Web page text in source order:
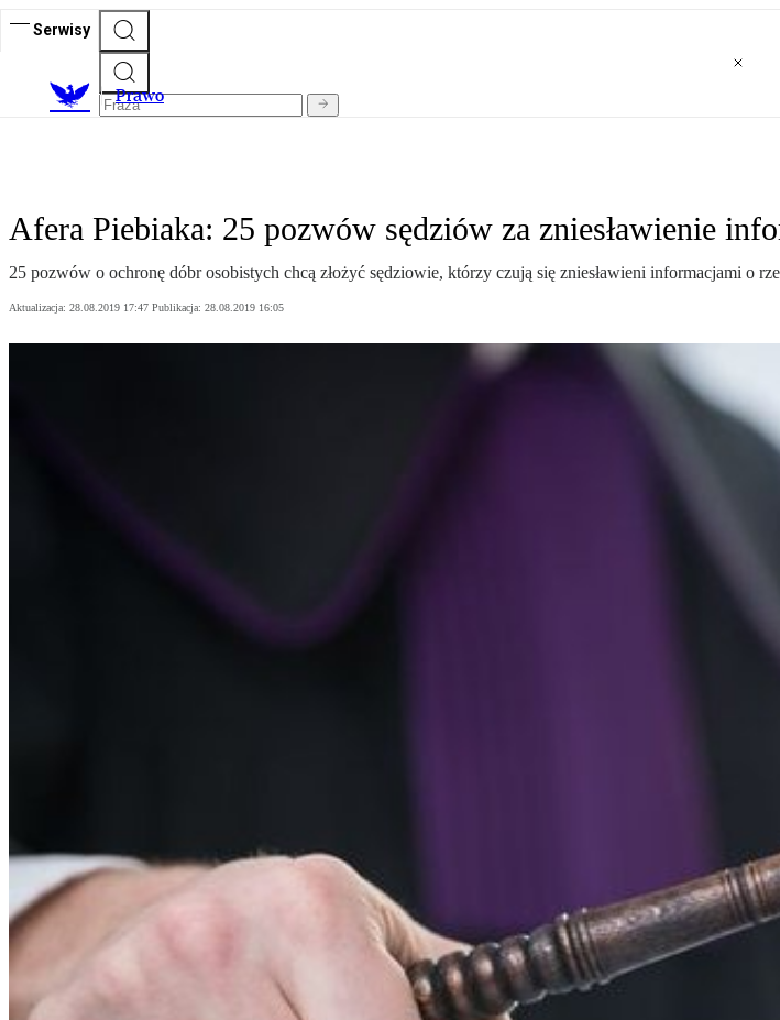
Serwisy
Prawo
Afera Piebiaka: 25 pozwów sędziów za zniesławienie
25 pozwów o ochronę dóbr osobistych chcą złożyć sędziowie, którzy czują się zniesławieni informacjami o
Aktualizacja: 28.08.2019 17:47 Publikacja: 28.08.2019 16:05